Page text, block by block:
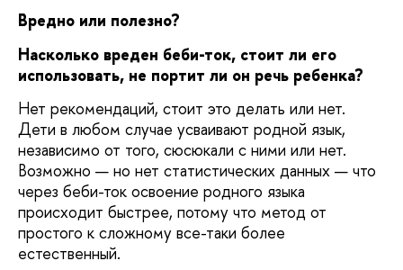
Вредно или полезно?
Насколько вреден беби-ток, стоит ли его
использовать, не портит ли он речь ребенка?
Нет рекомендаций, стоит это делать или нет.
Дети в любом случае усваивают родной язык,
независимо от того, сюсюкали с ними или нет.
Возможно — но нет статистических данных — что
через беби-ток освоение родного языка
происходит быстрее, потому что метод от
простого к сложному все-таки более
естественный.